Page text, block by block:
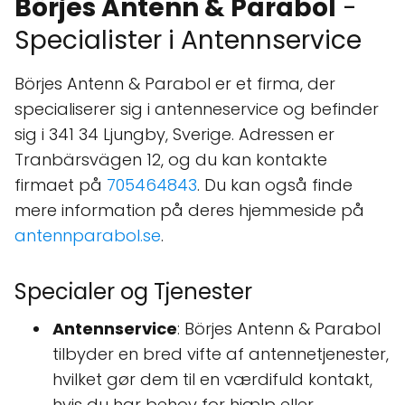
Börjes Antenn & Parabol -
Specialister i Antennservice
Börjes Antenn & Parabol er et firma, der
specialiserer sig i antenneservice og befinder
sig i 341 34 Ljungby, Sverige. Adressen er
Tranbärsvägen 12, og du kan kontakte
firmaet på 705464843. Du kan også finde
mere information på deres hjemmeside på
antennparabol.se.
Specialer og Tjenester
Antennservice: Börjes Antenn & Parabol
tilbyder en bred vifte af antennetjenester,
hvilket gør dem til en værdifuld kontakt,